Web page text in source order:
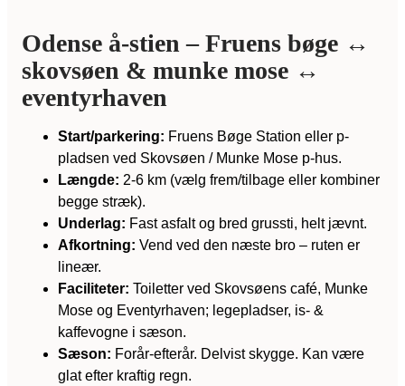
Odense å-stien – Fruens bøge ↔
skovsøen & munke mose ↔
eventyrhaven
Start/parkering: Fruens Bøge Station eller p-
pladsen ved Skovsøen / Munke Mose p-hus.
Længde: 2-6 km (vælg frem/tilbage eller kombiner
begge stræk).
Underlag: Fast asfalt og bred grussti, helt jævnt.
Afkortning: Vend ved den næste bro – ruten er
lineær.
Faciliteter: Toiletter ved Skovsøens café, Munke
Mose og Eventyrhaven; legepladser, is- &
kaffevogne i sæson.
Sæson: Forår-efterår. Delvist skygge. Kan være
glat efter kraftig regn.